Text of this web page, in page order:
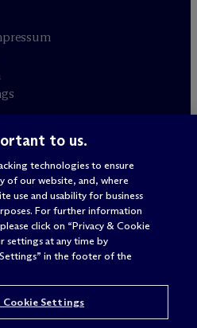
M Dermott Will & Schulte
to us.
technologies to ensure
of our website, and, where
use and usability for business
For further information
click on “Privacy & Cookie
settings at any time by
in the footer of the
Cookie Settings